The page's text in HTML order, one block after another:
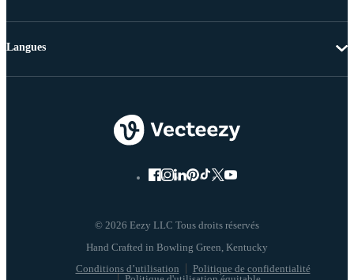
© 2026 Eezy LLC Tous droits réservés
Conditions d’utilisation
Politique de confidentialité
Langues